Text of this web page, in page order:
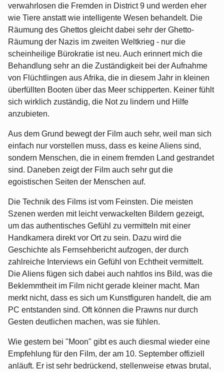
verwahrlosen die Fremden in District 9 und werden eher
wie Tiere anstatt wie intelligente Wesen behandelt. Die
Räumung des Ghettos gleicht dabei sehr der Ghetto-
Räumung der Nazis im zweiten Weltkrieg - nur die
scheinheilige Bürokratie ist neu. Auch erinnert mich die
Behandlung sehr an die Zuständigkeit bei der Aufnahme
von Flüchtlingen aus Afrika, die in diesem Jahr in kleinen
überfüllten Booten über das Meer schipperten. Keiner fühlt
sich wirklich zuständig, die Not zu lindern und Hilfe
anzubieten.
Aus dem Grund bewegt der Film auch sehr, weil man sich
einfach nur vorstellen muss, dass es keine Aliens sind,
sondern Menschen, die in einem fremden Land gestrandet
sind. Daneben zeigt der Film auch sehr gut die
egoistischen Seiten der Menschen auf.
Die Technik des Films ist vom Feinsten. Die meisten
Szenen werden mit leicht verwackelten Bildern gezeigt,
um das authentisches Gefühl zu vermitteln mit einer
Handkamera direkt vor Ort zu sein. Dazu wird die
Geschichte als Fernsehbericht aufzogen, der durch
zahlreiche Interviews ein Gefühl von Echtheit vermittelt.
Die Aliens fügen sich dabei auch nahtlos ins Bild, was die
Beklemmtheit im Film nicht gerade kleiner macht. Man
merkt nicht, dass es sich um Kunstfiguren handelt, die am
PC entstanden sind. Oft können die Prawns nur durch
Gesten deutlichen machen, was sie fühlen.
Wie gestern bei "Moon" gibt es auch diesmal wieder eine
Empfehlung für den Film, der am 10. September offiziell
anläuft. Er ist sehr bedrückend, stellenweise etwas brutal,